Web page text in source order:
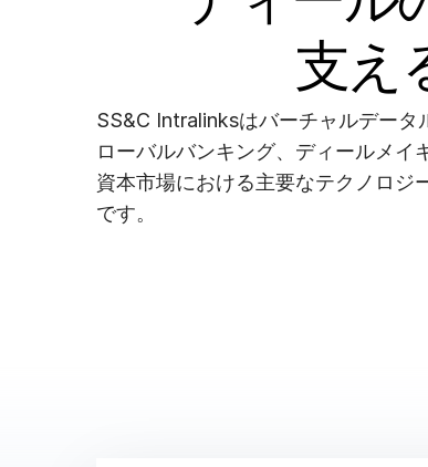
管理
DealVault
Connect
理サービス
翻訳
PRO
その他の製品
シンジケート
Hedge Funds
Real Estate
Managers
IT / Security
支え
SS&C Intralinksはバーチャルデータ
ローバルバンキング、ディールメイ
資本市場における主要なテクノロジ
です。